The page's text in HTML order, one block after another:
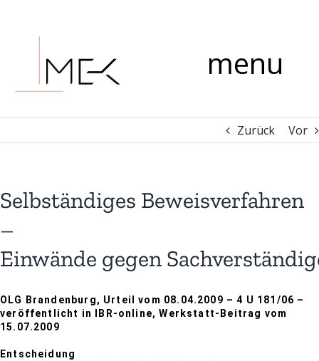
menu
Zurück Vor
Selbständiges Beweisverfahren
–
Einwände gegen
OLG Brandenburg, Urteil vom 08.04.2009 – 4 U 181/06 –
veröffentlicht in IBR-online, Werkstatt-Beitrag vom
15.07.2009
Entscheidung